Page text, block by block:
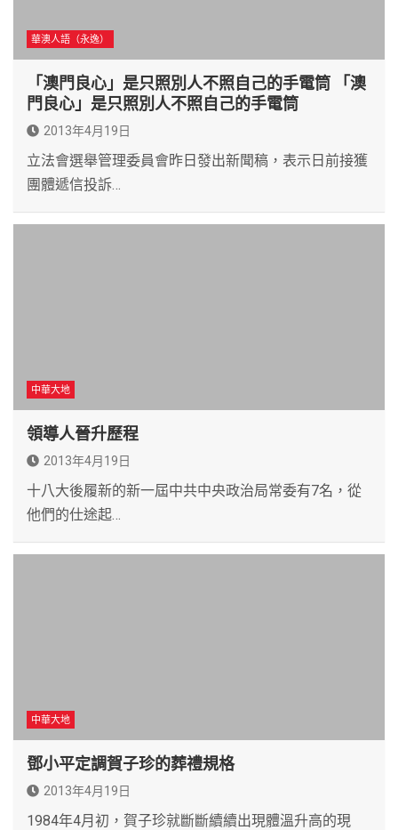
華澳人語（永逸）
「澳門良心」是只照別人不照自己的手電筒 「澳
門良心」是只照別人不照自己的手電筒
2013年4月19日
立法會選舉管理委員會昨日發出新聞稿，表示日前接獲
團體遞信投訴…
中華大地
領導人晉升歷程
2013年4月19日
十八大後履新的新一屆中共中央政治局常委有7名，從
他們的仕途起…
中華大地
鄧小平定調賀子珍的葬禮規格
2013年4月19日
1984年4月初，賀子珍就斷斷續續出現體溫升高的現